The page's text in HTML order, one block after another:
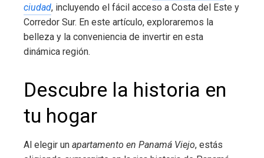
ciudad, incluyendo el fácil acceso a Costa del Este y
Corredor Sur. En este artículo, exploraremos la
belleza y la conveniencia de invertir en esta
dinámica región.
Descubre la historia en
tu hogar
Al elegir un apartamento en Panamá Viejo, estás